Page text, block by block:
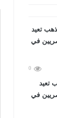
0
تعيد
في